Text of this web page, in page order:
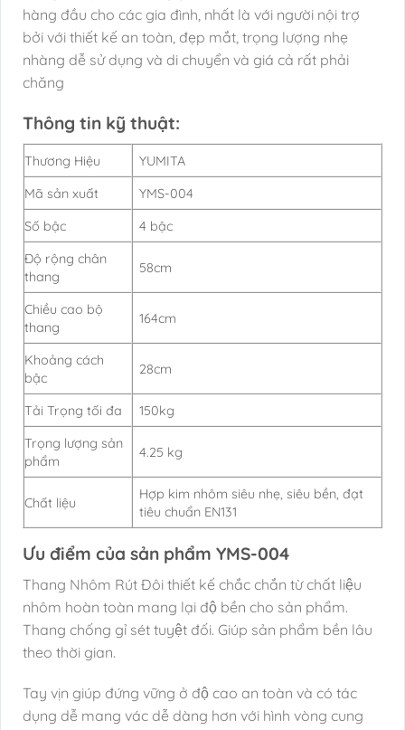
hàng đầu cho các gia đình, nhất là với người nội trợ
bởi với thiết kế an toàn, đẹp mắt, trọng lượng nhẹ
nhàng dễ sử dụng và di chuyển và giá cả rất phải
chăng
Thông tin kỹ thuật:
Thương Hiệu
YUMITA
Mã sản xuất
YMS-004
Số bậc
4 bậc
Độ rộng chân
thang
58cm
Chiều cao bộ
thang
164cm
Khoảng cách
bậc
28cm
Tải Trọng tối đa
150kg
Trọng lượng sản
phẩm
4.25 kg
Chất liệu
Hợp kim nhôm siêu nhẹ, siêu bền, đạt
tiêu chuẩn EN131
Ưu điểm của sản phẩm YMS-004
Thang Nhôm Rút Đôi thiết kế chắc chắn từ chất liệu
nhôm hoàn toàn mang lại độ bền cho sản phẩm.
Thang chống gỉ sét tuyệt đối. Giúp sản phẩm bền lâu
theo thời gian.
Tay vịn giúp đứng vững ở độ cao an toàn và có tác
dụng dễ mang vác dễ dàng hơn với hình vòng cung